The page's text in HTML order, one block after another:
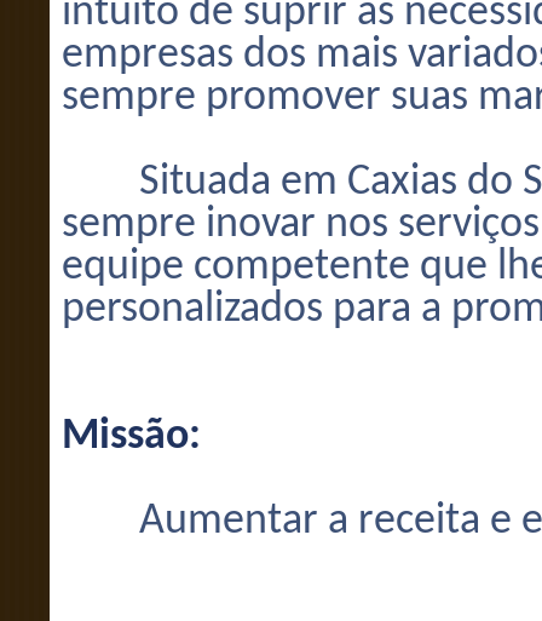
intuito de suprir as
empresas dos mais
sempre promover suas
Situada em Caxias do
sempre inovar nos
equipe competente que
personalizados para a
Missão:
Aumentar a receita e